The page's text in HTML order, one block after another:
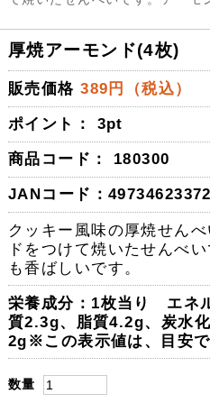
厚焼アーモンド(4枚)
販売価格389円（税込）
ポイント：
3pt
商品コード： 180300
JANコード：
クッキー風味の厚焼せん
ドをつけて焼いたせんべ
も香ばしいです。
栄養成分：1枚当り エネ
質2.3g、脂質4.2g、炭水
2g※この表示値は、目安で
数量